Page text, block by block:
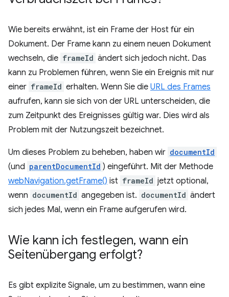
Wie bereits erwähnt, ist ein Frame der Host für ein
Dokument. Der Frame kann zu einem neuen Dokument
wechseln, die frameId ändert sich jedoch nicht. Das
kann zu Problemen führen, wenn Sie ein Ereignis mit nur
einer frameId erhalten. Wenn Sie die URL des Frames
aufrufen, kann sie sich von der URL unterscheiden, die
zum Zeitpunkt des Ereignisses gültig war. Dies wird als
Problem mit der Nutzungszeit bezeichnet.
Um dieses Problem zu beheben, haben wir documentId
(und parentDocumentId ) eingeführt. Mit der Methode
webNavigation.getFrame() ist frameId jetzt optional,
wenn documentId angegeben ist. documentId ändert
sich jedes Mal, wenn ein Frame aufgerufen wird.
Wie kann ich festlegen, wann ein
Seitenübergang erfolgt?
Es gibt explizite Signale, um zu bestimmen, wann eine